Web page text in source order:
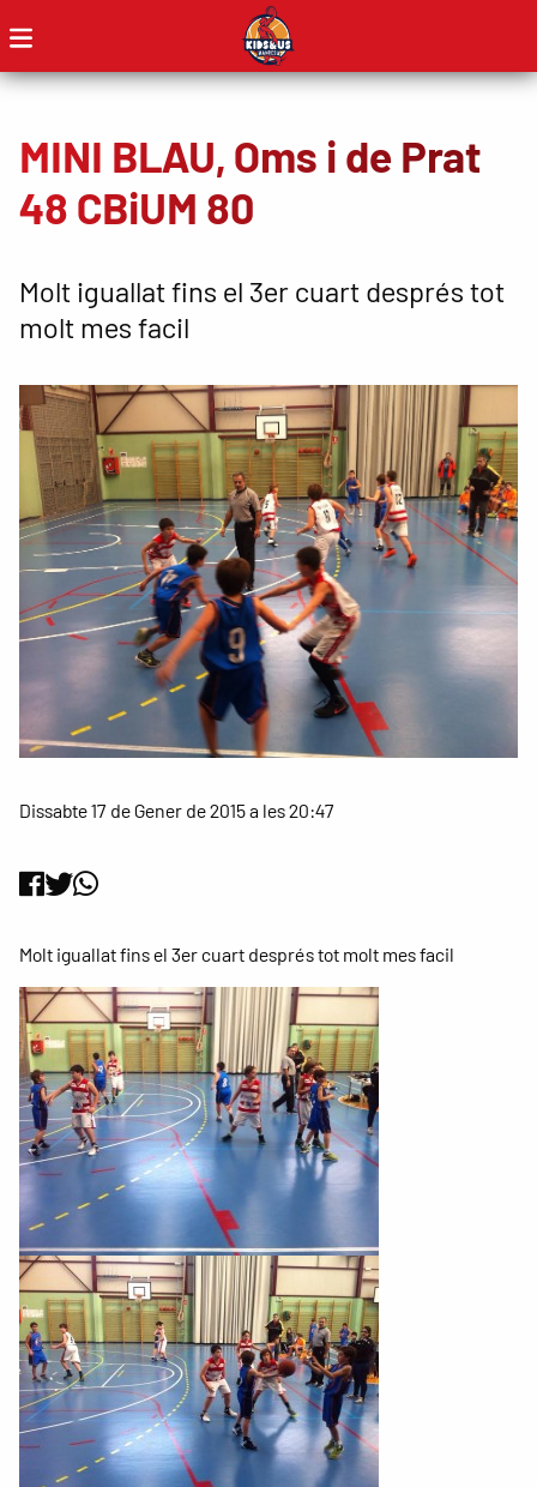
MINI BLAU, Oms i de Prat
48 CBiUM 80
Molt iguallat fins el 3er cuart després tot
molt mes facil
Dissabte 17 de Gener de 2015 a les 20:47
Molt iguallat fins el 3er cuart després tot molt mes facil